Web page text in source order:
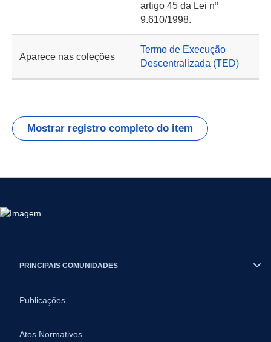
artigo 45 da Lei nº
9.610/1998.
Aparece nas coleções
Termo de Execução
Descentralizada (TED)
Mostrar registro completo do item
PRINCIPAIS COMUNIDADES
Publicações
Atos Normativos